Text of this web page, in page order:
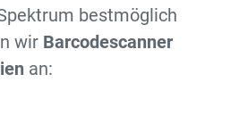
bestmöglich
wir Barcodescanner
an: